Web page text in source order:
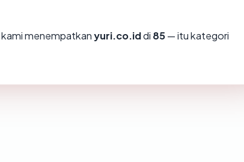
menempatkanyuri.co.iddi 85— itu kategori